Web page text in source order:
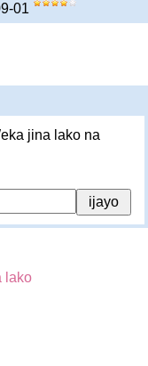
01
jina lako na
lako